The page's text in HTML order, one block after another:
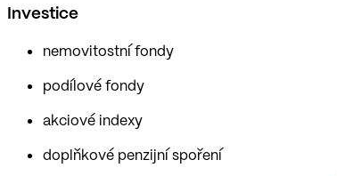
Investice
nemovitostní fondy
podílové fondy
akciové indexy
doplňkové penzijní spoření